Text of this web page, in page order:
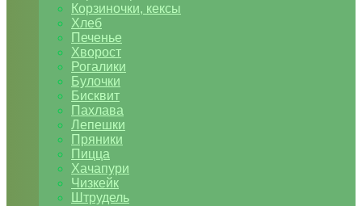
Корзиночки, кексы
Хлеб
Печенье
Хворост
Рогалики
Булочки
Бисквит
Пахлава
Лепешки
Пряники
Пицца
Хачапури
Чизкейк
Штрудель